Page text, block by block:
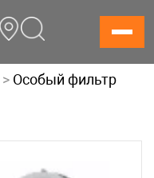
> Особый фильтр